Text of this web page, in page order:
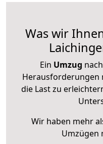
Was wir
Ein Umzug
Herausforderungen
die Last zu
Wir haben mehr
Umzügen